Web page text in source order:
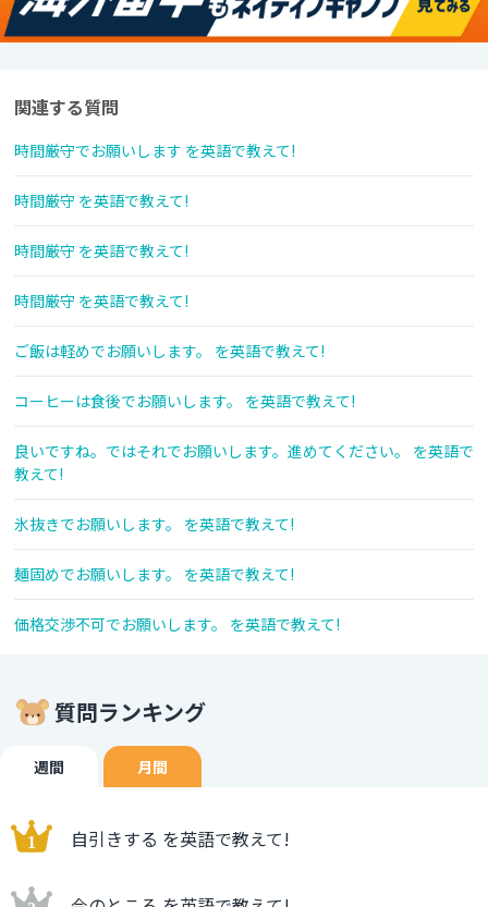
関連する質問
時間厳守でお願いします を英語で教えて!
時間厳守 を英語で教えて!
時間厳守 を英語で教えて!
時間厳守 を英語で教えて!
ご飯は軽めでお願いします。 を英語で教えて!
コーヒーは食後でお願いします。 を英語で教えて!
良いですね。ではそれでお願いします。進めてください。 を英語で
教えて!
氷抜きでお願いします。 を英語で教えて!
麺固めでお願いします。 を英語で教えて!
価格交渉不可でお願いします。 を英語で教えて!
質問ランキング
週間 月間
自引きする を英語で教えて!